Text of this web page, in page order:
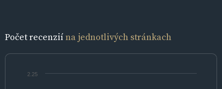
Počet recenziína jednotlivých stránkach
2.25